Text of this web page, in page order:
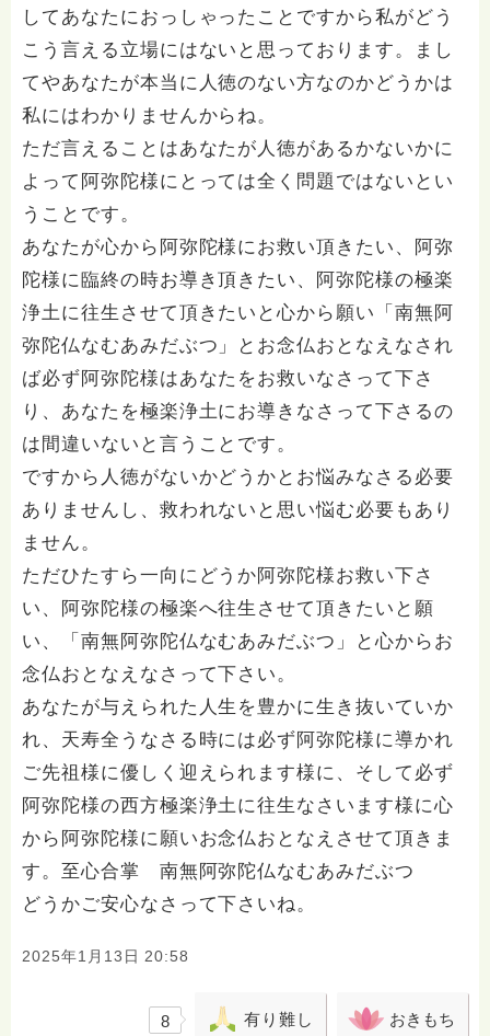
してあなたにおっしゃったことですから私がどう
こう言える立場にはないと思っております。まし
てやあなたが本当に人徳のない方なのかどうかは
私にはわかりませんからね。
ただ言えることはあなたが人徳があるかないかに
よって阿弥陀様にとっては全く問題ではないとい
うことです。
あなたが心から阿弥陀様にお救い頂きたい、阿弥
陀様に臨終の時お導き頂きたい、阿弥陀様の極楽
浄土に往生させて頂きたいと心から願い「南無阿
弥陀仏なむあみだぶつ」とお念仏おとなえなされ
ば必ず阿弥陀様はあなたをお救いなさって下さ
り、あなたを極楽浄土にお導きなさって下さるの
は間違いないと言うことです。
ですから人徳がないかどうかとお悩みなさる必要
ありませんし、救われないと思い悩む必要もあり
ません。
ただひたすら一向にどうか阿弥陀様お救い下さ
い、阿弥陀様の極楽へ往生させて頂きたいと願
い、「南無阿弥陀仏なむあみだぶつ」と心からお
念仏おとなえなさって下さい。
あなたが与えられた人生を豊かに生き抜いていか
れ、天寿全うなさる時には必ず阿弥陀様に導かれ
ご先祖様に優しく迎えられます様に、そして必ず
阿弥陀様の西方極楽浄土に往生なさいます様に心
から阿弥陀様に願いお念仏おとなえさせて頂きま
す。至心合掌 南無阿弥陀仏なむあみだぶつ
どうかご安心なさって下さいね。
2025年1月13日 20:58
8 有り難し おきもち